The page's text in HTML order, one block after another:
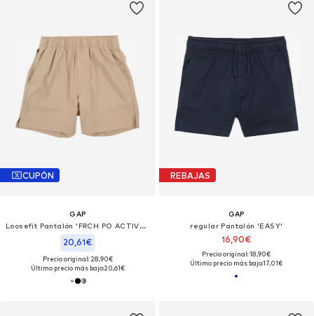
CUPÓN
GAP
Loosefit Pantalón 'FRCH PO ACTIVE SHORT'
20,61€
Precio original: 28,90€
Último precio más bajo:20,61€
REBAJAS
GAP
regular Pantalón 'EASY'
16,90€
Precio original: 18,90€
Último precio más bajo:17,01€